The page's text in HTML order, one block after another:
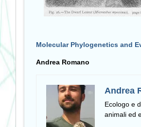
Molecular Phylogenetics and
Andrea Romano
Andrea
Ecologo e
animali ed